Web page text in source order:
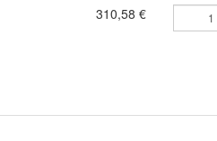
310,58 €